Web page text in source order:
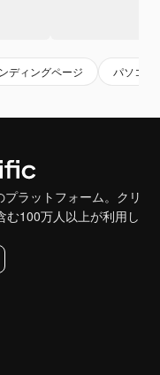
ディングページ パソコン
ラットフォーム。クリ
む100万人以上が利用し